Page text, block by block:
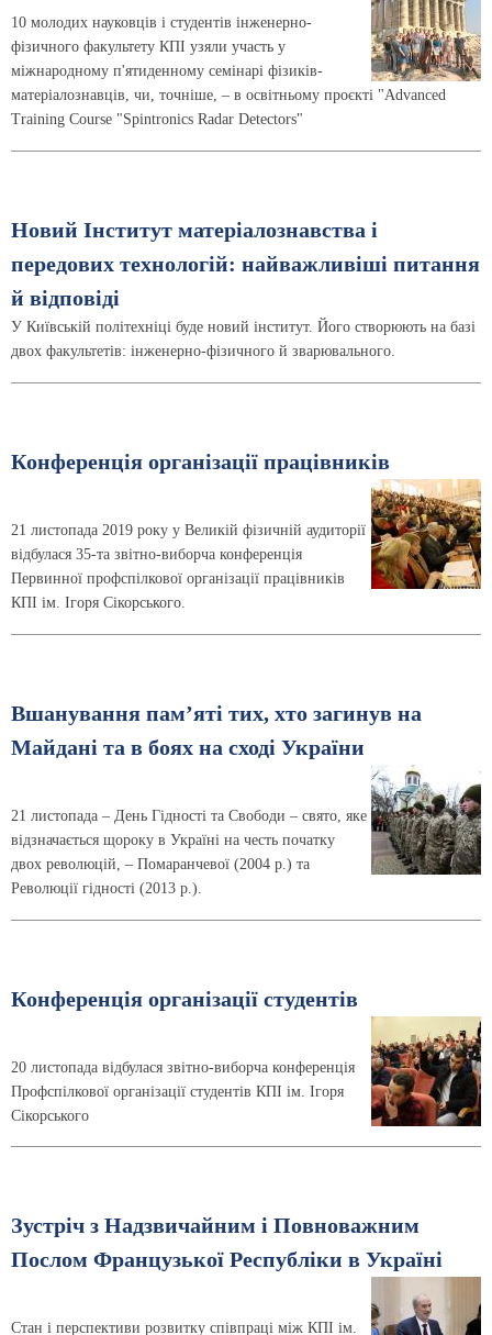
10 молодих науковців і студентів інженерно-
фізичного факультету КПІ узяли участь у
міжнародному п'ятиденному семінарі фізиків-
матеріалознавців, чи, точніше, – в освітньому проєкті "Advanced
Training Course "Spintronics Radar Detectors"
Новий Інститут матеріалознавства і
передових технологій: найважливіші питання
й відповіді
У Київській політехніці буде новий інститут. Його створюють на базі
двох факультетів: інженерно-фізичного й зварюваль­ного.
Конференція організації працівників
21 листопада 2019 року у Великій фізичній аудиторії
відбулася 35-та звітно-виборча конференція
Первинної профспілкової організації працівників
КПІ ім. Ігоря Сікорського.
Вшанування пам’яті тих, хто загинув на
Майдані та в боях на сході України
21 листопада – День Гідності та Свободи – свято, яке
відзначається щороку в Україні на честь початку
двох революцій, – Помаранчевої (2004 р.) та
Революції гідності (2013 р.).
Конференція організації студентів
20 листопада відбулася звітно-виборча конференція
Профспілкової організації студентів КПІ ім. Ігоря
Сікорського
Зустріч з Надзвичайним і Повноважним
Послом Французької Республіки в Україні
Стан і перспективи розвитку співпраці між КПІ ім.